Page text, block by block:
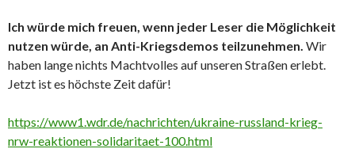
Ich würde mich freuen, wenn jeder Leser die Möglichkeit
nutzen würde, an Anti-Kriegsdemos teilzunehmen. Wir
haben lange nichts Machtvolles auf unseren Straßen erlebt.
Jetzt ist es höchste Zeit dafür!
https://www1.wdr.de/nachrichten/ukraine-russland-krieg-
nrw-reaktionen-solidaritaet-100.html